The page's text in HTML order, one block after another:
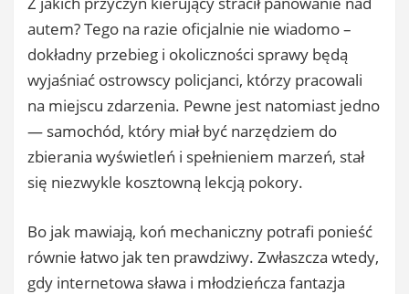
autem? Tego na razie oficjalnie nie wiadomo –
dokładny przebieg i okoliczności sprawy będą
wyjaśniać ostrowscy policjanci, którzy pracowali
na miejscu zdarzenia. Pewne jest natomiast jedno
— samochód, który miał być narzędziem do
zbierania wyświetleń i spełnieniem marzeń, stał
się niezwykle kosztowną lekcją pokory.
​Bo jak mawiają, koń mechaniczny potrafi ponieść
równie łatwo jak ten prawdziwy. Zwłaszcza wtedy,
gdy internetowa sława i młodzieńcza fantazja